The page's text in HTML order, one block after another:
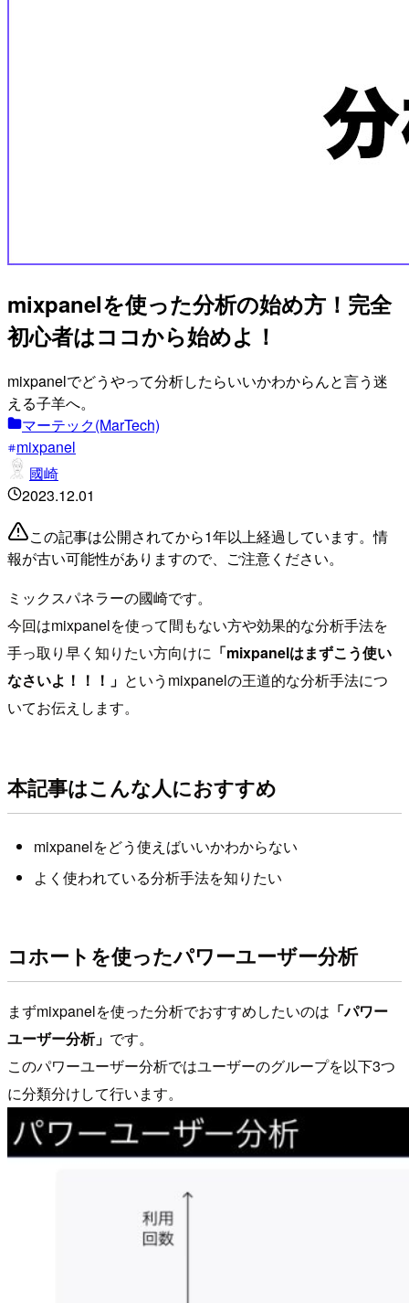
mixpanelを使った分析の始め方！完全
初心者はココから始めよ！
mixpanelでどうやって分析したらいいかわからんと言う迷
える子羊へ。
マーテック(MarTech)
mixpanel
國崎
2023.12.01
この記事は公開されてから1年以上経過しています。情
報が古い可能性がありますので、ご注意ください。
ミックスパネラーの國崎です。
今回はmixpanelを使って間もない方や効果的な分析手法を
手っ取り早く知りたい方向けに 「mixpanelはまずこう使い
なさいよ！！！」 というmixpanelの王道的な分析手法につ
いてお伝えします。
本記事はこんな人におすすめ
mixpanelをどう使えばいいかわからない
よく使われている分析手法を知りたい
コホートを使ったパワーユーザー分析
まずmixpanelを使った分析でおすすめしたいのは 「パワー
ユーザー分析」 です。
このパワーユーザー分析ではユーザーのグループを以下3つ
に分類分けして行います。